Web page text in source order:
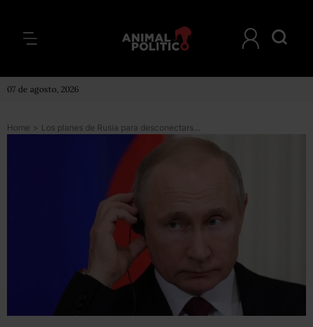
07 de agosto, 2026
Home > Los planes de Rusia para desconectarse de internet como parte de sus preparaciones para una ciberguerra